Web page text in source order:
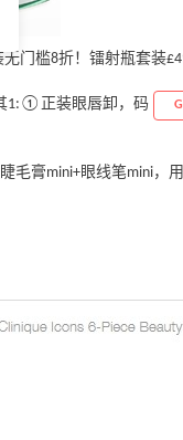
门槛8折！镭射瓶套装
1:①正装眼唇卸，码
毛膏mini+眼线笔mini，